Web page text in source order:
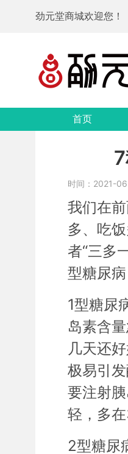
劲元堂商城欢迎您！
首页
时间：2021-
我们在
多、吃
者“三多
型糖尿
1型糖尿
岛素含
几天还
极易引
要注射
轻，多
2型糖尿